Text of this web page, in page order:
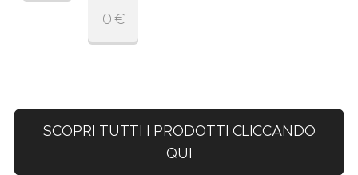
0€
SCOPRI TUTTI I PRODOTTI CLICCANDO
QUI